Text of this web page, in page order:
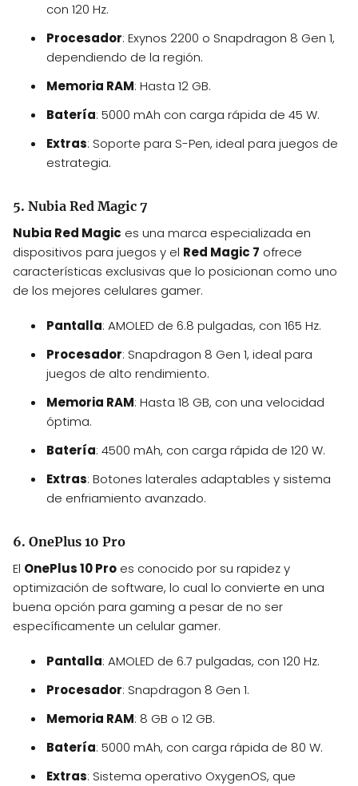
con 120 Hz.
Procesador: Exynos 2200 o Snapdragon 8 Gen 1,
dependiendo de la región.
Memoria RAM: Hasta 12 GB.
Batería: 5000 mAh con carga rápida de 45 W.
Extras: Soporte para S-Pen, ideal para juegos de
estrategia.
5. Nubia Red Magic 7
Nubia Red Magic es una marca especializada en
dispositivos para juegos y el Red Magic 7 ofrece
características exclusivas que lo posicionan como uno
de los mejores celulares gamer.
Pantalla: AMOLED de 6.8 pulgadas, con 165 Hz.
Procesador: Snapdragon 8 Gen 1, ideal para
juegos de alto rendimiento.
Memoria RAM: Hasta 18 GB, con una velocidad
óptima.
Batería: 4500 mAh, con carga rápida de 120 W.
Extras: Botones laterales adaptables y sistema
de enfriamiento avanzado.
6. OnePlus 10 Pro
El OnePlus 10 Pro es conocido por su rapidez y
optimización de software, lo cual lo convierte en una
buena opción para gaming a pesar de no ser
específicamente un celular gamer.
Pantalla: AMOLED de 6.7 pulgadas, con 120 Hz.
Procesador: Snapdragon 8 Gen 1.
Memoria RAM: 8 GB o 12 GB.
Batería: 5000 mAh, con carga rápida de 80 W.
Extras: Sistema operativo OxygenOS, que